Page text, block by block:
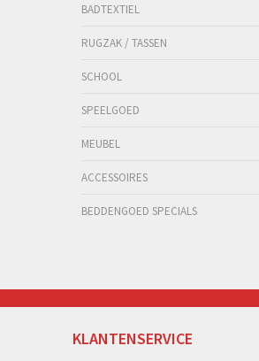
BADTEXTIEL
RUGZAK / TASSEN
SCHOOL
SPEELGOED
MEUBEL
ACCESSOIRES
BEDDENGOED SPECIALS
KLANTENSERVICE